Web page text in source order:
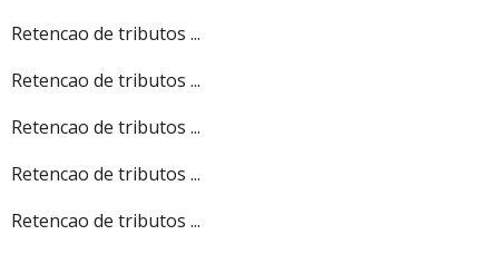
Retencao de tributos ...
Retencao de tributos ...
Retencao de tributos ...
Retencao de tributos ...
Retencao de tributos ...